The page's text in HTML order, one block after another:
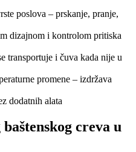
poslova – prskanje, pranje,
dizajnom i kontrolom pritiska
transportuje i čuva kada nije u
promene – izdržava
dodatnih alata
creva u